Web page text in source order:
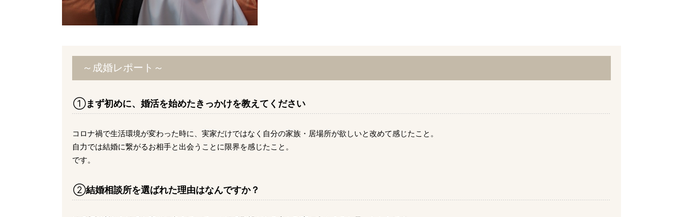
～成婚レポート～
①まず初めに、婚活を始めたきっかけを教えてください
コロナ禍で生活環境が変わった時に、実家だけではなく自分の家族・居場所が欲しいと改めて感じたこと。
自力では結婚に繋がるお相手と出会うことに限界を感じたこと。
です。
②結婚相談所を選ばれた理由はなんですか？